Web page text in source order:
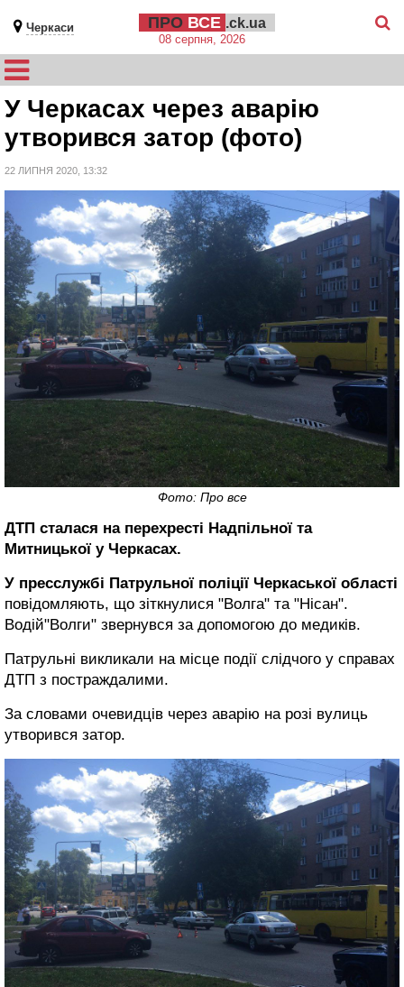
Черкаси ПРО ВСЕ .ck.ua
08 серпня, 2026
У Черкасах через аварію
утворився затор (фото)
22 ЛИПНЯ 2020, 13:32
Фото: Про все
ДТП сталася на перехресті Надпільної та
Митницької у Черкасах.
У пресслужбі Патрульної поліції Черкаської області
повідомляють, що зіткнулися "Волга" та "Нісан".
Водій"Волги" звернувся за допомогою до медиків.
Патрульні викликали на місце події слідчого у справах
ДТП з постраждалими.
За словами очевидців через аварію на розі вулиць
утворився затор.